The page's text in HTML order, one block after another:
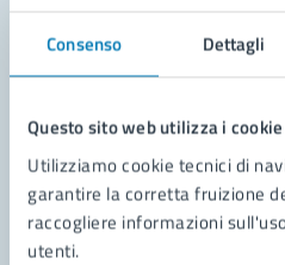
Consenso Dettagli
Questo sito web utilizza i cookie
Utilizziamo cookie tecnici di
garantire la corretta fruizione
raccogliere informazioni
utenti.
Leggi le domande
Richiedi assistenza
Prenota appuntamento
Problemi in città